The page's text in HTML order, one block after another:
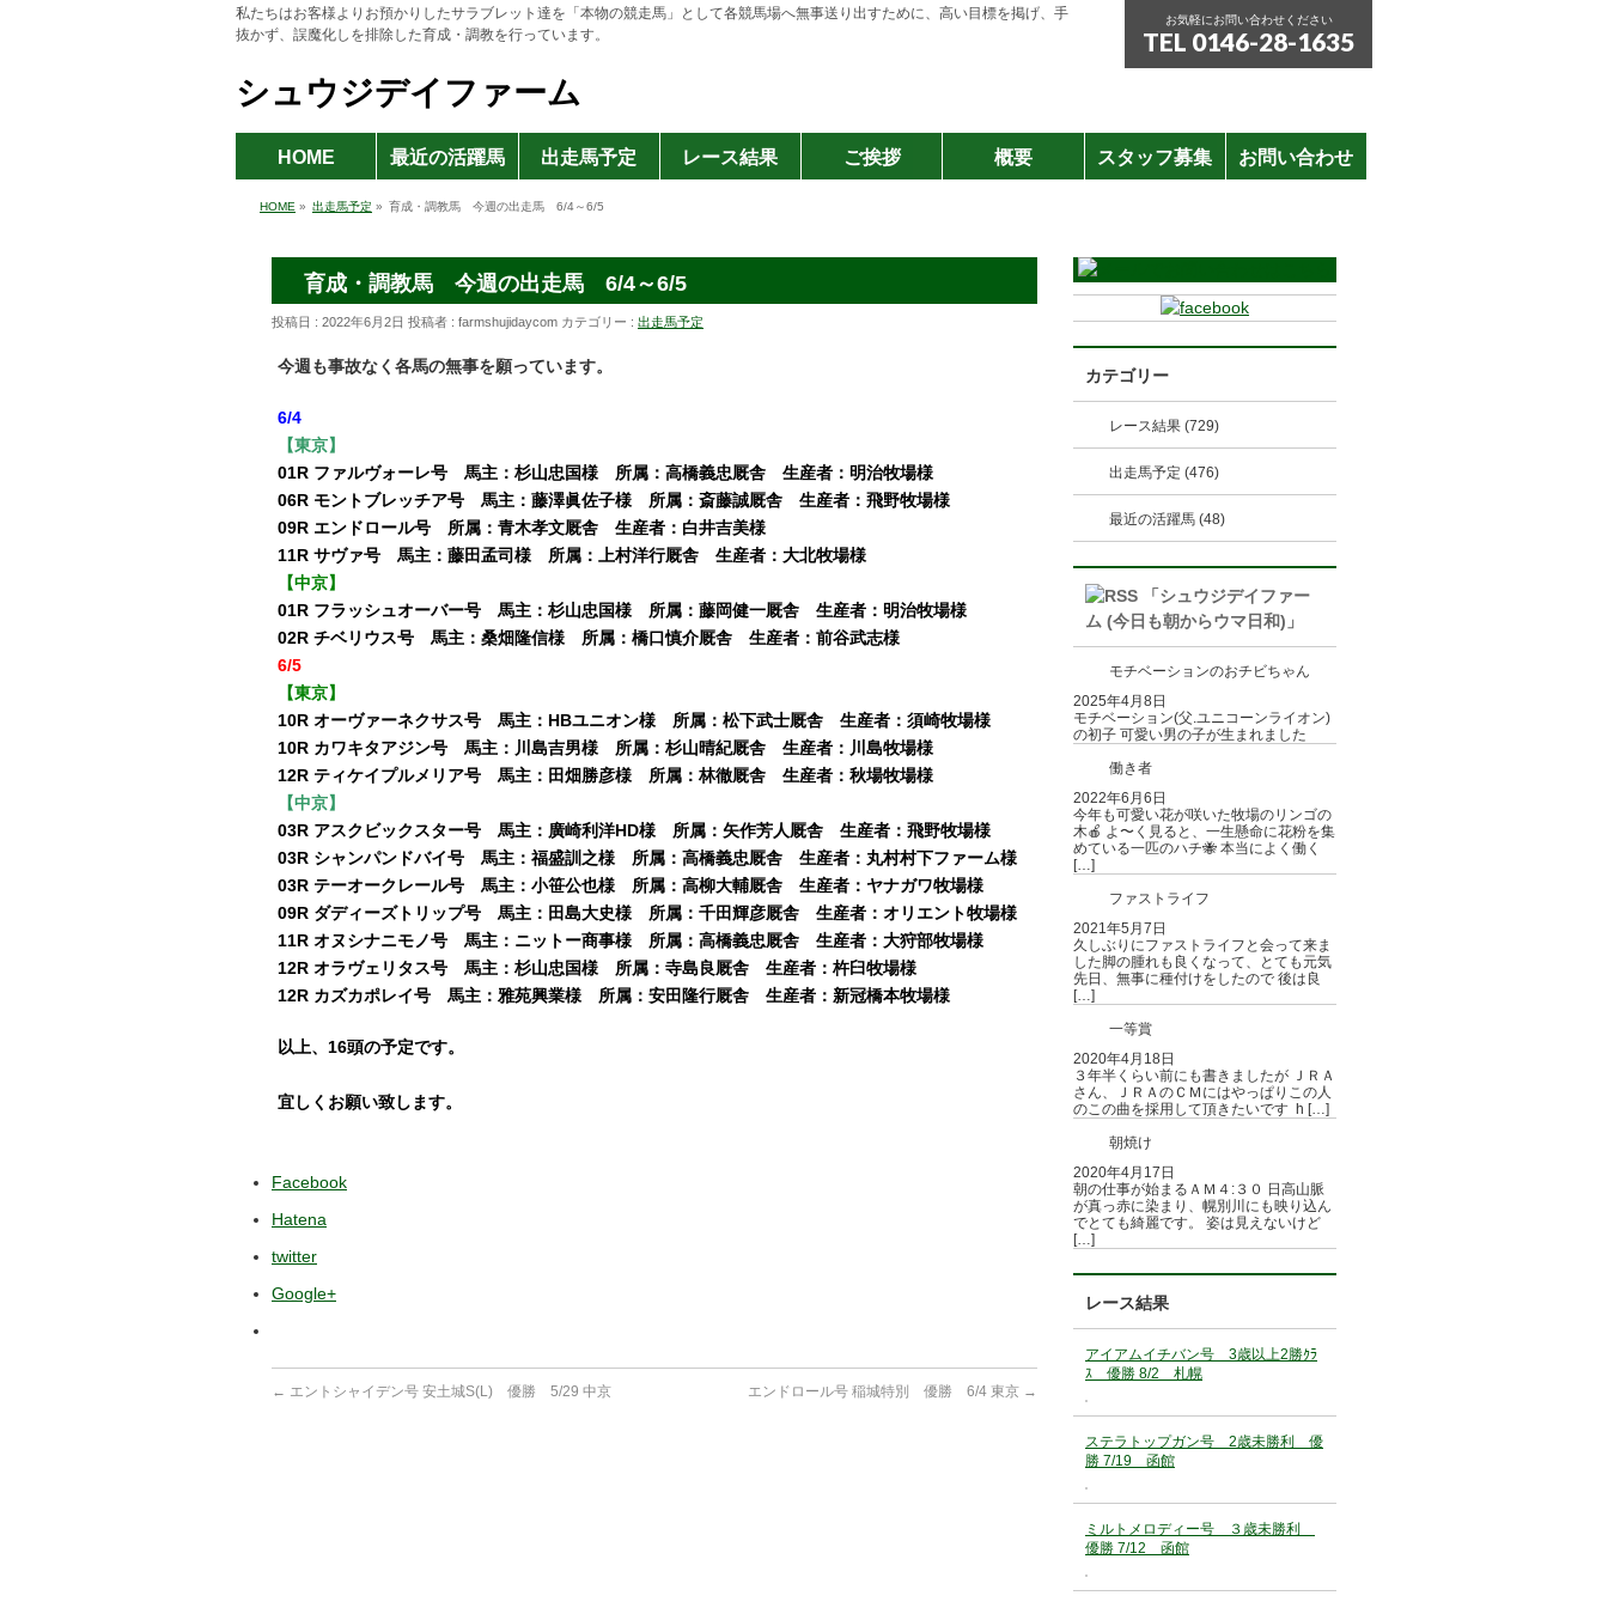
私たちはお客様よりお預かりしたサラブレット達を「本物の競走馬」として各競馬場へ無事送り出すために、高い目標を掲げ、手
抜かず、誤魔化しを排除した育成・調教を行っています。
シュウジデイファーム
お気軽にお問い合わせください
TEL 0146-28-1635
HOME 最近の活躍馬 出走馬予定 レース結果 ご挨拶 概要 スタッフ募集 お問い合わせ
HOME » 出走馬予定 » 育成・調教馬 今週の出走馬 6/4～6/5
育成・調教馬 今週の出走馬 6/4～6/5
投稿日 : 2022年6月2日 投稿者 : farmshujidaycom カテゴリー : 出走馬予定
今週も事故なく各馬の無事を願っています。
6/4
【東京】
01R ファルヴォーレ号 馬主：杉山忠国様 所属：高橋義忠厩舎 生産者：明治牧場様
06R モントブレッチア号 馬主：藤澤眞佐子様 所属：斎藤誠厩舎 生産者：飛野牧場様
09R エンドロール号 所属：青木孝文厩舎 生産者：白井吉美様
11R サヴァ号 馬主：藤田孟司様 所属：上村洋行厩舎 生産者：大北牧場様
【中京】
01R フラッシュオーバー号 馬主：杉山忠国様 所属：藤岡健一厩舎 生産者：明治牧場様
02R チベリウス号 馬主：桑畑隆信様 所属：橋口慎介厩舎 生産者：前谷武志様
6/5
【東京】
10R オーヴァーネクサス号 馬主：HBユニオン様 所属：松下武士厩舎 生産者：須崎牧場様
10R カワキタアジン号 馬主：川島吉男様 所属：杉山晴紀厩舎 生産者：川島牧場様
12R ティケイプルメリア号 馬主：田畑勝彦様 所属：林徹厩舎 生産者：秋場牧場様
【中京】
03R アスクビックスター号 馬主：廣崎利洋HD様 所属：矢作芳人厩舎 生産者：飛野牧場様
03R シャンパンドバイ号 馬主：福盛訓之様 所属：高橋義忠厩舎 生産者：丸村村下ファーム様
03R テーオークレール号 馬主：小笹公也様 所属：高柳大輔厩舎 生産者：ヤナガワ牧場様
09R ダディーズトリップ号 馬主：田島大史様 所属：千田輝彦厩舎 生産者：オリエント牧場様
11R オヌシナニモノ号 馬主：ニットー商事様 所属：高橋義忠厩舎 生産者：大狩部牧場様
12R オラヴェリタス号 馬主：杉山忠国様 所属：寺島良厩舎 生産者：杵臼牧場様
12R カズカポレイ号 馬主：雅苑興業様 所属：安田隆行厩舎 生産者：新冠橋本牧場様
以上、16頭の予定です。
宜しくお願い致します。
Facebook
Hatena
twitter
Google+
← エントシャイデン号 安土城S(L) 優勝 5/29 中京 エンドロール号 稲城特別 優勝 6/4 東京 →
カテゴリー
レース結果 (729)
出走馬予定 (476)
最近の活躍馬 (48)
「シュウジデイファー
ム (今日も朝からウマ日和)」
モチベーションのおチビちゃん
2025年4月8日
モチベーション(父.ユニコーンライオン)
の初子 可愛い男の子が生まれました
働き者
2022年6月6日
今年も可愛い花が咲いた牧場のリンゴの
木🍎 よ〜く見ると、一生懸命に花粉を集
めている一匹のハチ🐝 本当によく働く
[…]
ファストライフ
2021年5月7日
久しぶりにファストライフと会って来ま
した脚の腫れも良くなって、とても元気
先日、無事に種付けをしたので 後は良
[…]
一等賞
2020年4月18日
３年半くらい前にも書きましたが ＪＲＡ
さん、ＪＲＡのＣＭにはやっぱりこの人
のこの曲を採用して頂きたいです h […]
朝焼け
2020年4月17日
朝の仕事が始まるＡＭ４:３０ 日高山脈
が真っ赤に染まり、幌別川にも映り込ん
でとても綺麗です。 姿は見えないけど
[…]
レース結果
アイアムイチバン号 3歳以上2勝ｸﾗ
ｽ 優勝 8/2 札幌
ステラトップガン号 2歳未勝利 優
勝 7/19 函館
ミルトメロディー号 ３歳未勝利
優勝 7/12 函館